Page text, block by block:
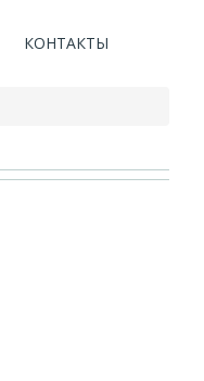
КОНТАКТЫ